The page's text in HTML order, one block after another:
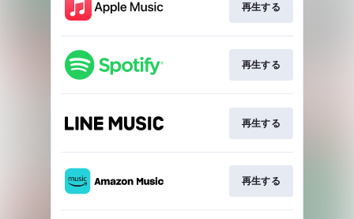
再生する
再生する
再生する
再生する